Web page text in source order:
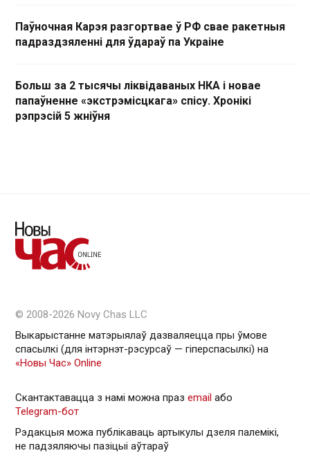
Паўночная Карэя разгортвае ў РФ свае ракетныя
падраздзяленні для ўдараў па Украіне
Больш за 2 тысячы ліквідаваных НКА і новае
папаўненне «экстрэмісцкага» спісу. Хронікі
рэпрэсій 5 жніўня
© 2008-2026 Novy Chas LLC
Выкарыстанне матэрыялаў дазваляецца пры ўмове
спасылкі (для інтэрнэт-рэсурсаў — гiперспасылкi) на
«Новы Час» Online
Скантактавацца з намі можна праз email або
Telegram-бот
Рэдакцыя можа публікаваць артыкулы дзеля палемікі,
не падзяляючы пазіцыі аўтараў